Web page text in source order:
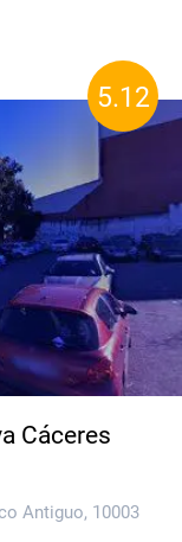
5.12
Cáceres
Antiguo, 10003